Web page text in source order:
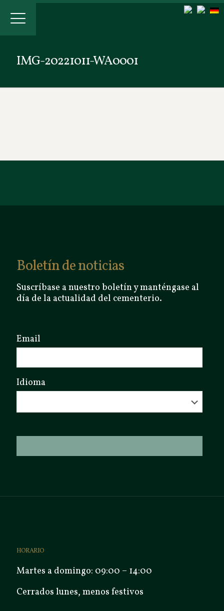
IMG-20221011-WA0001
Boletín de noticias
Suscríbase a nuestro boletín y manténgase al
día de la actualidad del cementerio.
Email
Idioma
HORARIO
Martes a domingo: 09:00 – 14:00
Cerrados lunes, menos festivos